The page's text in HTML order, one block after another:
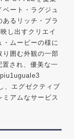
ート・ラグジュ
るリッチ・ブラ
し出すクリエイ
・ムービーの様に
り囲む外観の一部
され、優美な一
、エグゼクティブ
ミアムなサービス